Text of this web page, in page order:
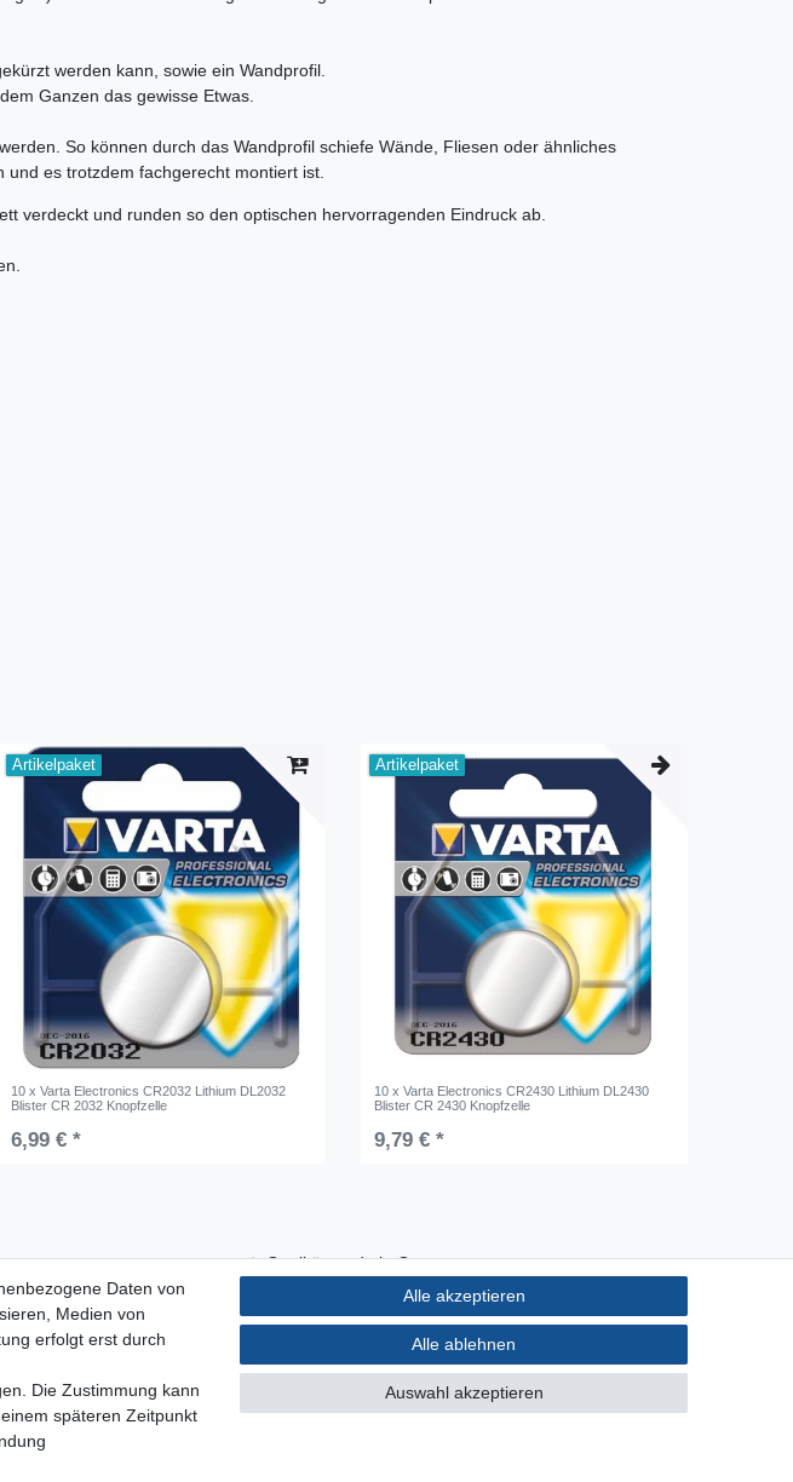
werden kann, sowie ein Wandprofil.
Ganzen das gewisse Etwas.
So können durch das Wandprofil schiefe Wände, Fliesen oder ähnliches
es trotzdem fachgerecht montiert ist.
verdeckt und runden so den optischen hervorragenden Eindruck ab.
Artikelpaket
10 x Varta Electronics CR2032 Lithium DL2032
Blister CR 2032 Knopfzelle
6,99 € *
Artikelpaket
10 x Varta Electronics CR2430 Lithium DL2430
Blister CR 2430 Knopfzelle
9,79 € *
Qualität made in Germany
Schnelle & sichere Lieferung
Ideal für Selbermacher (DIY)
Daten von
Medien von
erfolgt erst durch
Die Zustimmung kann
späteren Zeitpunkt
Alle akzeptieren
Alle ablehnen
Auswahl akzeptieren